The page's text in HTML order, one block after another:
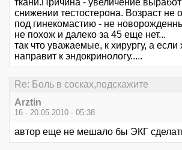
снижении тестостерона. Возраст не
под гинекомастию - не
не похож и далеко за 45 еще нет...
так что уважаемые, к хирургу, а если
направит к эндокринологу.....
Re: Боль в сосках,подскажите
Arztin
16 - 20.05.2010 - 05:38
автор еще не мешало бы ЭКГ